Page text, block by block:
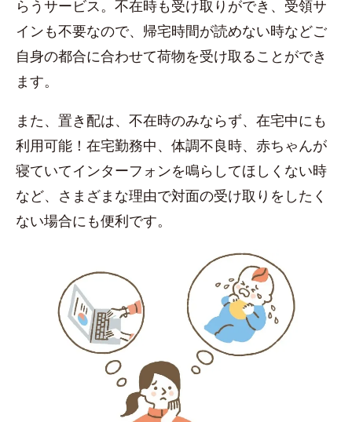
らうサービス。不在時も受け取りができ、受領サ
インも不要なので、帰宅時間が読めない時などご
自身の都合に合わせて荷物を受け取ることができ
ます。
また、置き配は、不在時のみならず、在宅中にも
利用可能！在宅勤務中、体調不良時、赤ちゃんが
寝ていてインターフォンを鳴らしてほしくない時
など、さまざまな理由で対面の受け取りをしたく
ない場合にも便利です。